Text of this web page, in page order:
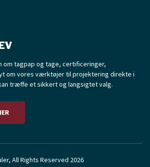
om tagpap og tage, certificeringer,
om vores værktøjer til projektering direkte i
træffe et sikkert og langsigtet valg.
All Rights Reserved 2026